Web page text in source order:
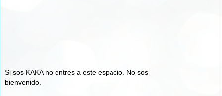
Si sos KAKA no entres a este espacio. No sos
bienvenido.